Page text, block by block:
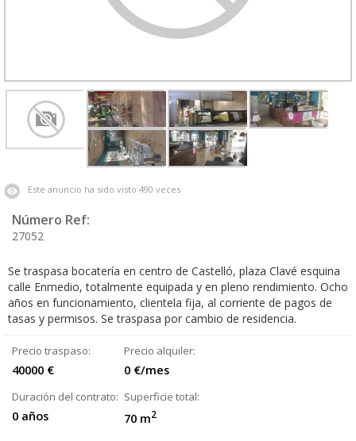
Este anuncio ha sido visto 490 veces
Número Ref:
27052
Se traspasa bocatería en centro de Castelló, plaza Clavé esquina
calle Enmedio, totalmente equipada y en pleno rendimiento. Ocho
años en funcionamiento, clientela fija, al corriente de pagos de
tasas y permisos. Se traspasa por cambio de residencia.
Precio traspaso:
40000 €
Precio alquiler:
0 €/mes
Duración del contrato:
0 años
Superficie total:
70 m2